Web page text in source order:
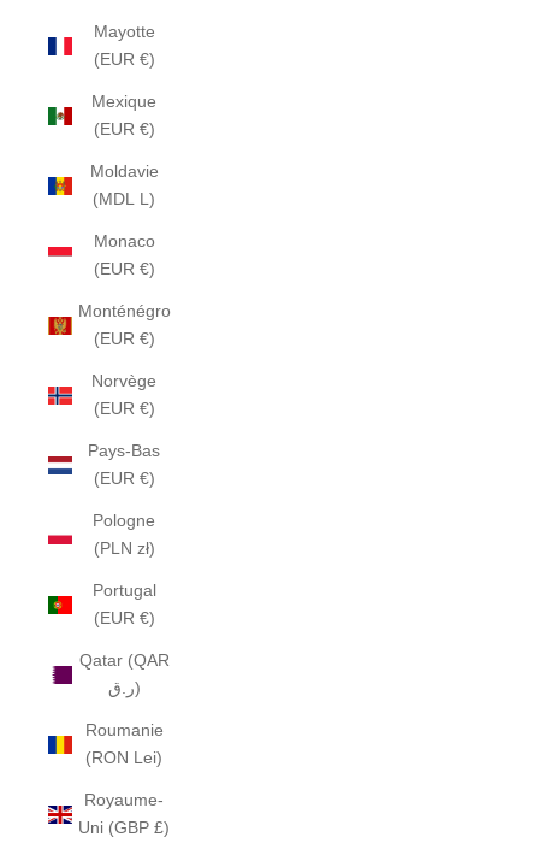
Mayotte
(EUR €)
Mexique
(EUR €)
Moldavie
(MDL L)
Monaco
(EUR €)
Monténégro
(EUR €)
Norvège
(EUR €)
Pays-Bas
(EUR €)
Pologne
(PLN zł)
Portugal
(EUR €)
Qatar (QAR
ر.ق)
Roumanie
(RON Lei)
Royaume-
Uni (GBP £)